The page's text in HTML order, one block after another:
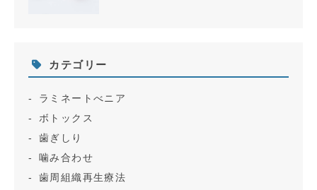
カテゴリー
ラミネートべニア
ボトックス
歯ぎしり
噛み合わせ
歯周組織再生療法